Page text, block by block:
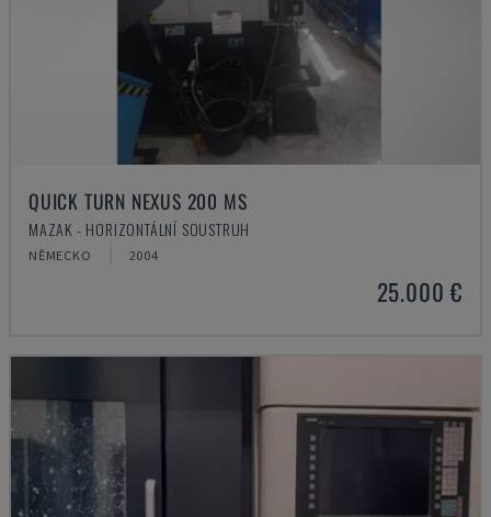
QUICK TURN NEXUS 200 MS
MAZAK - HORIZONTÁLNÍ SOUSTRUH
NĚMECKO 2004
25.000 €